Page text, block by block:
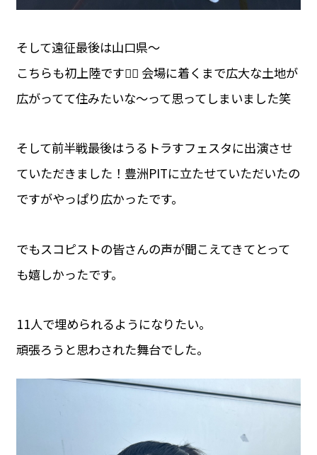
そして遠征最後は山口県〜
こちらも初上陸です💁‍♀️ 会場に着くまで広大な土地が
広がってて住みたいな〜って思ってしまいました笑
そして前半戦最後はうるトラすフェスタに出演させ
ていただきました！豊洲PITに立たせていただいたの
ですがやっぱり広かったです。
でもスコピストの皆さんの声が聞こえてきてとって
も嬉しかったです。
11人で埋められるようになりたい。
頑張ろうと思わされた舞台でした。